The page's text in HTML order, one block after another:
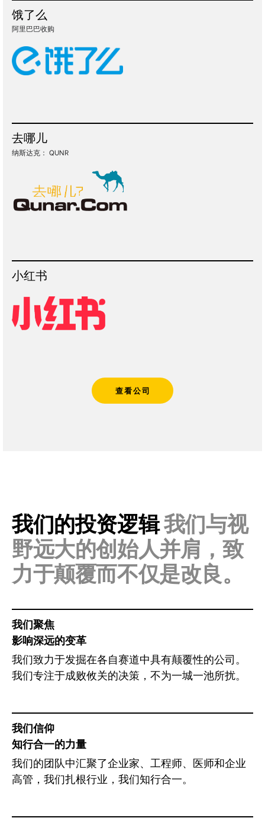
饿了么
阿里巴巴收购
去哪儿
纳斯达克： QUNR
小红书
查看公司
我们的投资逻辑我们与视
野远大的创始人并肩，致
力于颠覆而不仅是改良。
我们聚焦
影响深远的变革
我们致力于发掘在各自赛道中具有颠覆性的公司。
我们专注于成败攸关的决策，不为一城一池所扰。
我们信仰
知行合一的力量
我们的团队中汇聚了企业家、工程师、医师和企业
高管，我们扎根行业，我们知行合一。